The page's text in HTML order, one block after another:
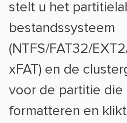
stelt u het
bestandssysteem
(NTFS/FAT32/
xFAT) en de
voor de partitie die
formatteren en